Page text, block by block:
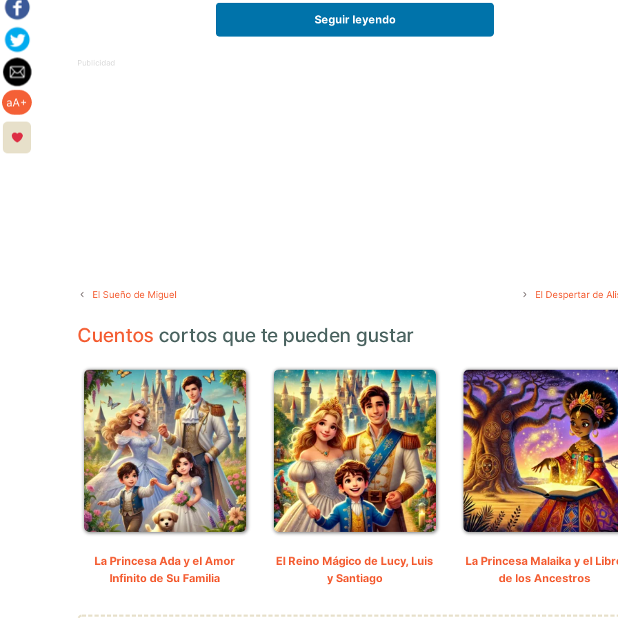
aA+
Seguir leyendo
El Sueño de Miguel El Despertar de
Cuentos cortos que te pueden gustar
La Princesa Ada y el Amor
Infinito de Su Familia
El Reino Mágico de Lucy, Luis
y Santiago
La Princesa Malaika y el
de los Ancestros